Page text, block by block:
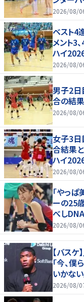
2026/08/
ベスト4
メント3
ハイ2026
2026/08/
男子2日
合の結
2026/08/
女子3日
合結果
ハイ2026
2026/08/
「やっ
ーの25
べしDNA
2026/08/
【バス
「今、
いかない
2026/08/